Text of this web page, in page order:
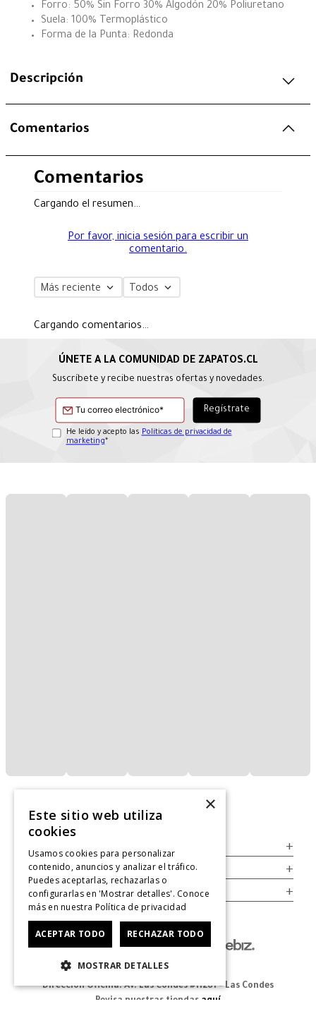
Forro: 50% Sin Forro 30% Algodón 20% Poliuretano
Suela: 100% Termoplástico
Forma de la Punta: Redonda
Descripción
Comentarios
Comentarios
Cargando el resumen…
Por favor, inicia sesión para escribir un
comentario.
Más reciente Todos
Cargando comentarios…
Suscríbete y recibe nuestras ofertas y novedades.
He leído y acepto las Políticas de privacidad de
marketing*
+
Legal +
Cuenta +
Dirección Oficina: Av. Las Condes #11281 - Las Condes
Revisa nuestras tiendas aquí
×
Este sitio web utiliza
cookies
Usamos cookies para personalizar
contenido, anuncios y analizar el tráfico.
Puedes aceptarlas, rechazarlas o
configurarlas en 'Mostrar detalles'. Conoce
más en nuestra Política de privacidad
ACEPTAR TODO RECHAZAR TODO
MOSTRAR DETALLES